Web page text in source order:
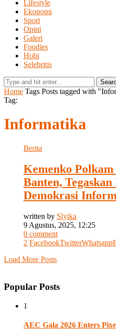
Lifestyle
Ekonomi
Sport
Opini
Galeri
Foodies
Hobi
Selebritis
Home Tags Posts tagged with
Tag:
Informatika
Berita
Kemenko
Banten,
Demokrasi
written by Slyika
9 Agustus, 2025, 12:25
0 comment
2 FacebookTwitterWhatsapp
Load More Posts
Popular Posts
1
AEC Gala 2026 Enters